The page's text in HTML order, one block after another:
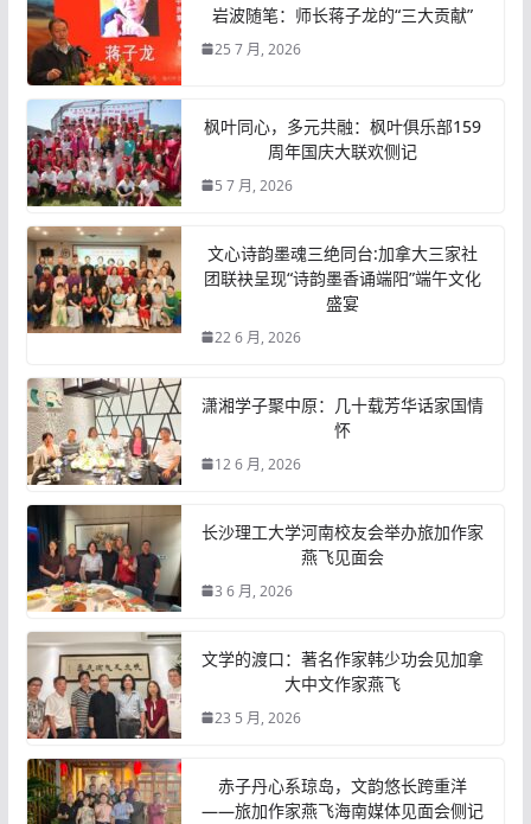
岩波随笔：师长蒋子龙的“三大贡献”
25 7 月, 2026
枫叶同心，多元共融：枫叶俱乐部159
周年国庆大联欢侧记
5 7 月, 2026
文心诗韵墨魂三绝同台:加拿大三家社
团联袂呈现“诗韵墨香诵端阳”端午文化
盛宴
22 6 月, 2026
潇湘学子聚中原：几十载芳华话家国情
怀
12 6 月, 2026
长沙理工大学河南校友会举办旅加作家
燕飞见面会
3 6 月, 2026
文学的渡口：著名作家韩少功会见加拿
大中文作家燕飞
23 5 月, 2026
赤子丹心系琼岛，文韵悠长跨重洋
——旅加作家燕飞海南媒体见面会侧记